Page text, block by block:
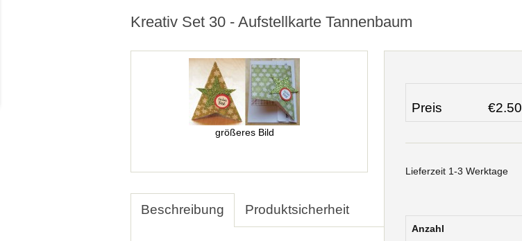
Kreativ Set 30 - Aufstellkarte Tannenbaum
größeres Bild
Preis €2.50
Lieferzeit 1-3 Werktage
Anzahl
Beschreibung Produktsicherheit